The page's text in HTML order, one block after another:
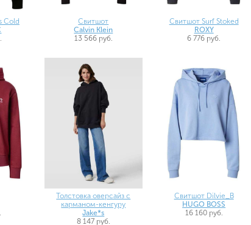
Cold
Свитшот
Calvin Klein
13 566 руб.
Свитшот Surf Stoked
ROXY
6 776 руб.
Толстовка оверсайз с
карманом-кенгуру
Jake*s
8 147 руб.
Свитшот Dilvie_B
HUGO BOSS
16 160 руб.